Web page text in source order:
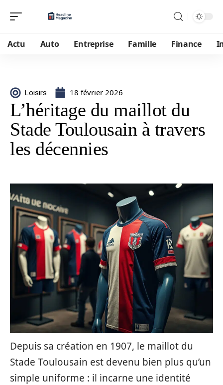
Actu Auto Entreprise Famille Finance
Loisirs 18 février 2026
L’héritage du maillot du
Stade Toulousain à travers
les décennies
Depuis sa création en 1907, le maillot du
Stade Toulousain est devenu bien plus qu’un
simple uniforme : il incarne une identité